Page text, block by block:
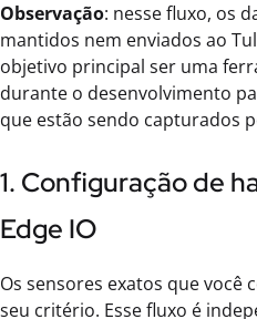
Observação: nesse fluxo, os
mantidos nem enviados ao
objetivo principal ser uma
durante o desenvolvimento
que estão sendo capturados
1. Configuração de
Edge IO
Os sensores exatos que você
seu critério. Esse fluxo é